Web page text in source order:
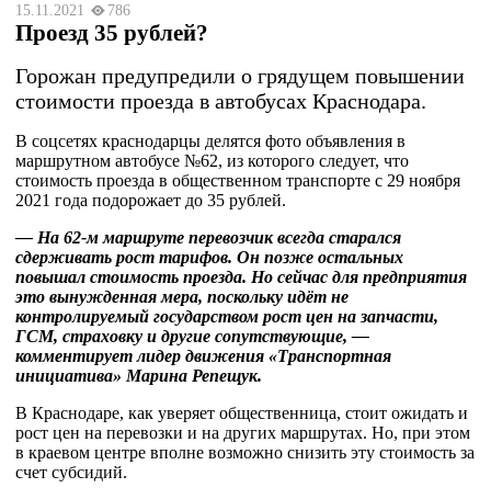
15.11.2021 786
Проезд 35 рублей?
Горожан предупредили о грядущем повышении
стоимости проезда в автобусах Краснодара.
В соцсетях краснодарцы делятся фото объявления в
маршрутном автобусе №62, из которого следует, что
стоимость проезда в общественном транспорте с 29 ноября
2021 года подорожает до 35 рублей.
— На 62-м маршруте перевозчик всегда старался
сдерживать рост тарифов. Он позже остальных
повышал стоимость проезда. Но сейчас для предприятия
это вынужденная мера, поскольку идёт не
контролируемый государством рост цен на запчасти,
ГСМ, страховку и другие сопутствующие, —
комментирует лидер движения «Транспортная
инициатива» Марина Репещук.
В Краснодаре, как уверяет общественница, стоит ожидать и
рост цен на перевозки и на других маршрутах. Но, при этом
в краевом центре вполне возможно снизить эту стоимость за
счет субсидий.